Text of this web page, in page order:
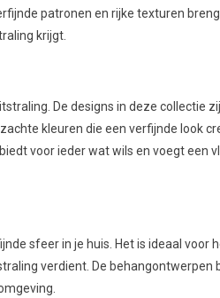
patronen en rijke texturen
krijgt.
De designs in deze collectie
kleuren die een verfijnde look
voor ieder wat wils en voegt een
sfeer in je huis. Het is ideaal voor
verdient. De behangontwerpen